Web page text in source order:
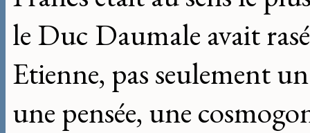
le Duc Daumale avait
Etienne, pas seulement
une pensée, une